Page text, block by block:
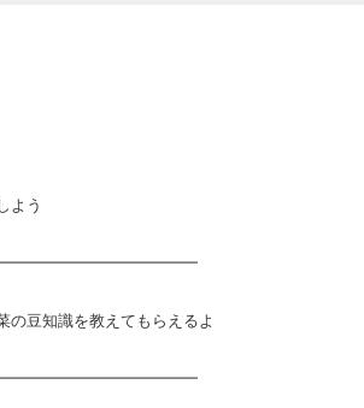
よう
の豆知識を教えてもらえるよ